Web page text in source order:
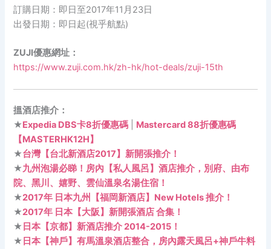
訂購日期：即日至2017年11月23日
出發日期：即日起(視乎航點)
ZUJI優惠網址：
https://www.zuji.com.hk/zh-hk/hot-deals/zuji-15th
搵酒店推介：
★Expedia DBS卡8折優惠碼
Mastercard 88折優惠碼
【MASTERHK12H】
★台灣【台北新酒店2017】新開張推介！
★九州泡湯必睇！房內【私人風呂】酒店推介，別府、由布
院、黑川、嬉野、雲仙溫泉名湯住宿！
★2017年 日本九州【福岡新酒店】New Hotels 推介！
★2017年 日本【大阪】新開張酒店 合集！
★ 日本【京都】新酒店推介 2014-2015！
★ 日本【神戶】有馬溫泉酒店整合，房內露天風呂+神戶牛料